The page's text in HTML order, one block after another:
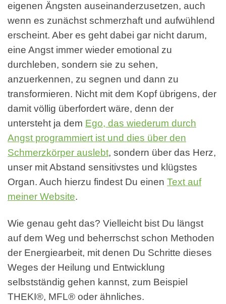
eigenen Ängsten auseinanderzusetzen, auch
wenn es zunächst schmerzhaft und aufwühlend
erscheint. Aber es geht dabei gar nicht darum,
eine Angst immer wieder emotional zu
durchleben, sondern sie zu sehen,
anzuerkennen, zu segnen und dann zu
transformieren. Nicht mit dem Kopf übrigens, der
damit völlig überfordert wäre, denn der
untersteht ja dem Ego, das wiederum durch
Angst programmiert ist und dies über den
Schmerzkörper auslebt, sondern über das Herz,
unser mit Abstand sensitivstes und klügstes
Organ. Auch hierzu findest Du einen Text auf
meiner Website.
Wie genau geht das? Vielleicht bist Du längst
auf dem Weg und beherrschst schon Methoden
der Energiearbeit, mit denen Du Schritte dieses
Weges der Heilung und Entwicklung
selbstständig gehen kannst, zum Beispiel
THEKI®, MFL® oder ähnliches.